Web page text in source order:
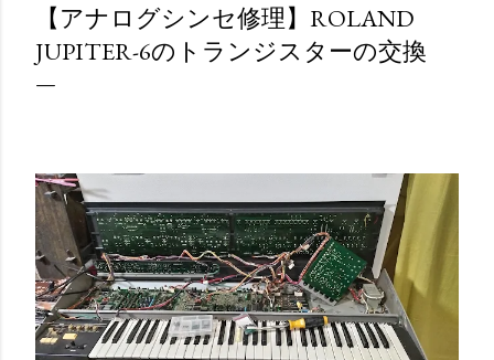
【アナログシンセ修理】ROLAND
JUPITER-6のトランジスターの交換